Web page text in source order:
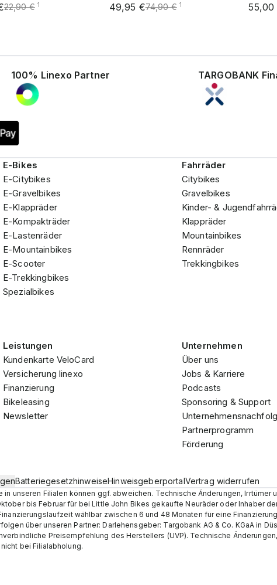
22,90 € 1 49,95 €74,90 € 1 55,00
100% Linexo Partner TARGOBANK
E-Bikes
E-Citybikes
E-Gravelbikes
E-Klappräder
E-Kompakträder
E-Lastenräder
E-Mountainbikes
E-Scooter
E-Trekkingbikes
Spezialbikes
Fahrräder
Citybikes
Gravelbikes
Kinder- &
Klappräder
Mountainbikes
Rennräder
Trekkingbikes
Leistungen
Kundenkarte VeloCard
Versicherung linexo
Finanzierung
Bikeleasing
Newsletter
Unternehmen
Über uns
Jobs & Karriere
Podcasts
Sponsoring & Support
Partnerprogramm
Förderung
BatteriegesetzhinweiseHinweisgeberportalVertrag widerrufen
in unseren Filialen können ggf. abweichen. Technische Änderungen, Irrtümer
bis Februar für bei Little John Bikes gekaufte Neuräder oder Inhaber
wählbar zwischen 6 und 48 Monaten für eine
über unseren Partner: Darlehensgeber: Targobank AG & Co. KGaA in
Preisempfehlung des Herstellers (UVP). Technische
bei Filialabholung.